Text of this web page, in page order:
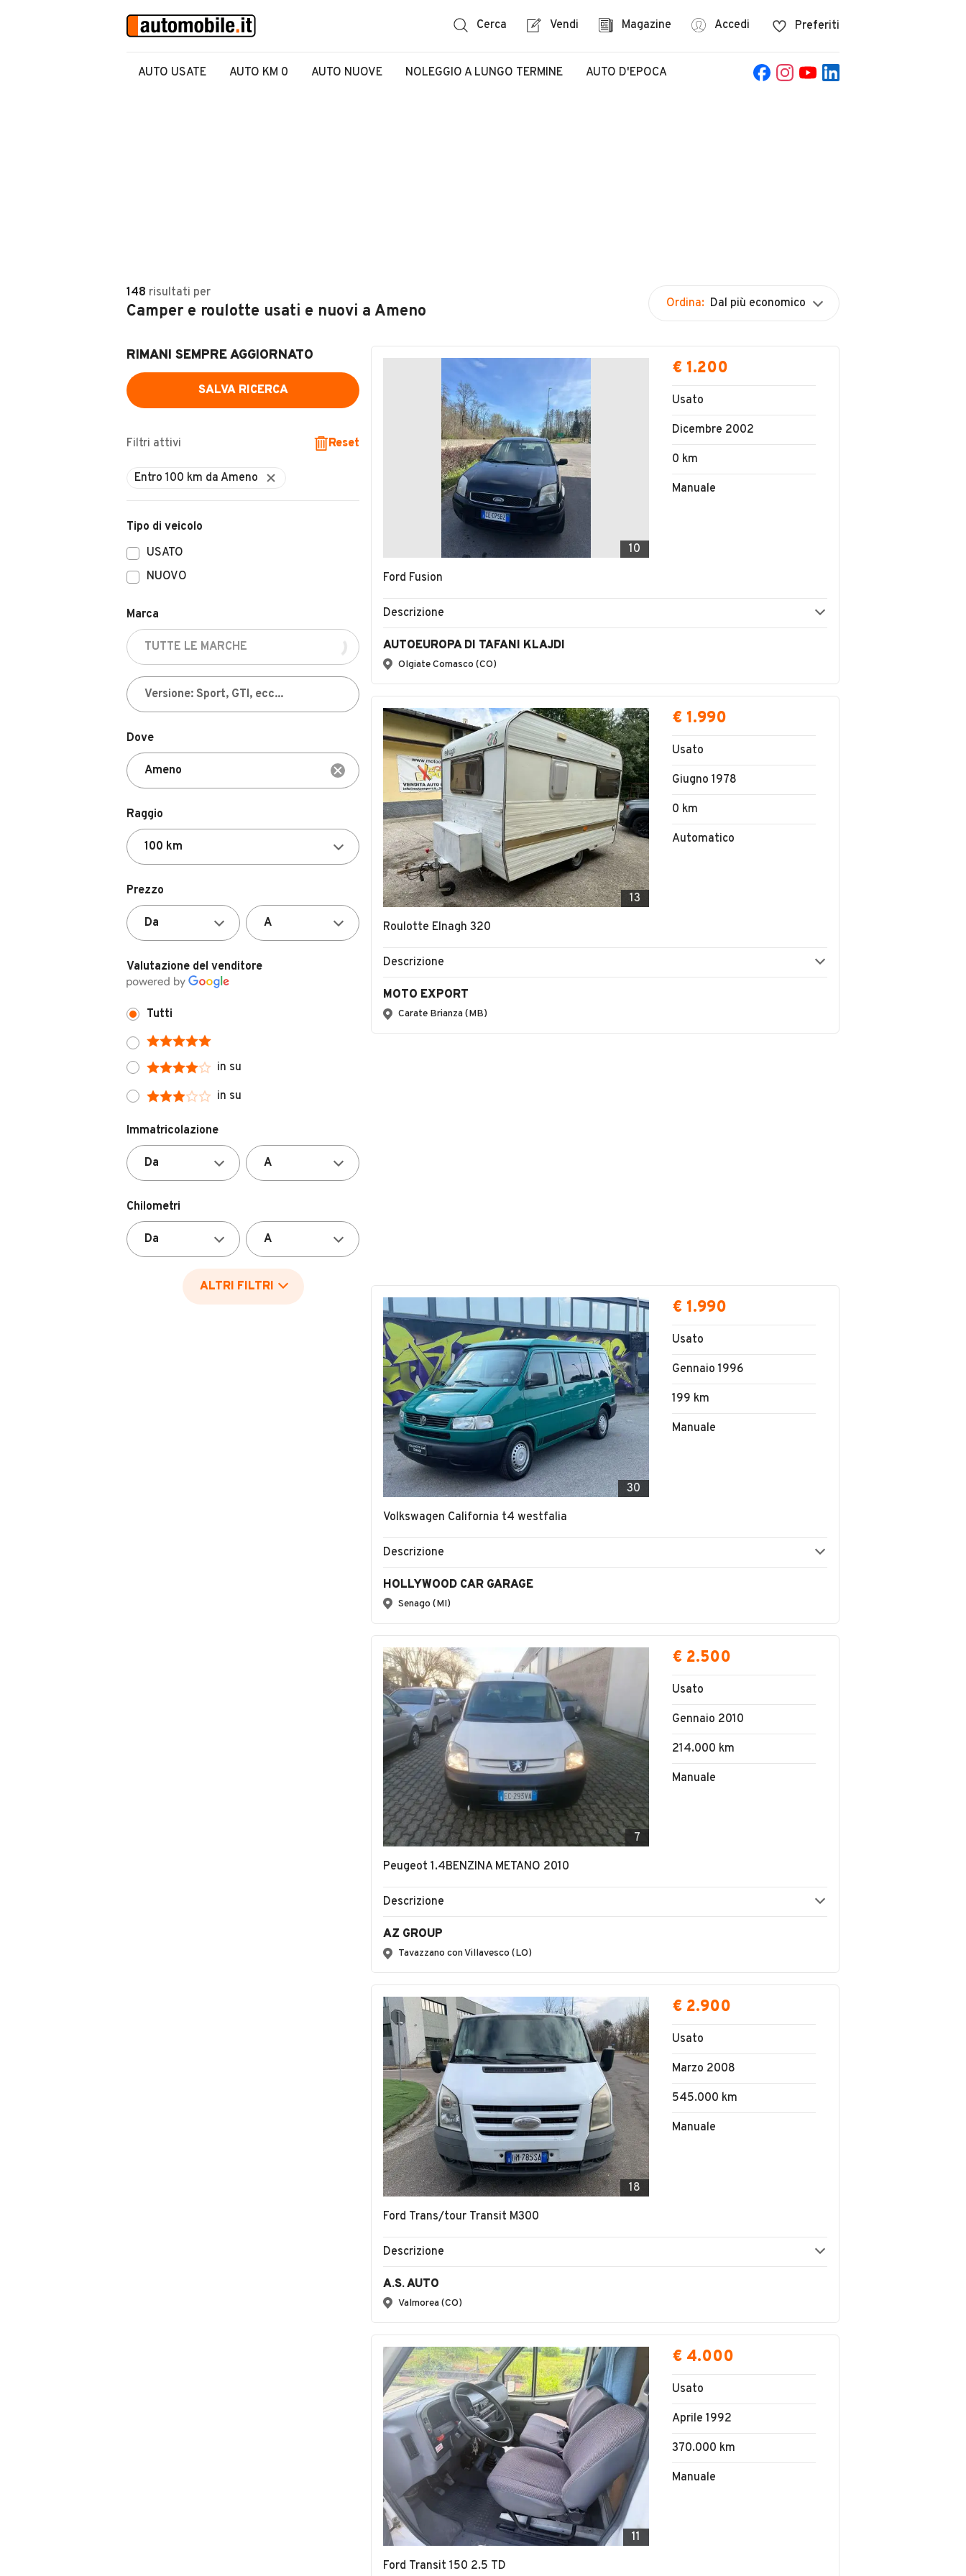
Cerca Vendi Magazine Accedi Preferiti
AUTO USATE AUTO KM 0 AUTO NUOVE NOLEGGIO A LUNGO TERMINE AUTO D'EPOCA
148 risultati per
Camper e roulotte usati e nuovi a Ameno Ordina: Dal più economico
RIMANI SEMPRE AGGIORNATO
SALVA RICERCA
Filtri attivi Reset
Tipo di veicolo
USATO
NUOVO
Marca
Dove
Raggio
Prezzo
Valutazione del venditore
Tutti
in su
in su
Immatricolazione
Chilometri
ALTRI FILTRI
10
Ford Fusion
€ 1.200
Usato
Dicembre 2002
0 km
Manuale
Descrizione
AUTOEUROPA DI TAFANI KLAJDI
Olgiate Comasco (CO)
13
Roulotte Elnagh 320
€ 1.990
Usato
Giugno 1978
0 km
Automatico
Descrizione
MOTO EXPORT
Carate Brianza (MB)
30
Volkswagen California t4 westfalia
€ 1.990
Usato
Gennaio 1996
199 km
Manuale
Descrizione
HOLLYWOOD CAR GARAGE
Senago (MI)
7
Peugeot 1.4BENZINA METANO 2010
€ 2.500
Usato
Gennaio 2010
214.000 km
Manuale
Descrizione
AZ GROUP
Tavazzano con Villavesco (LO)
18
Ford Trans/tour Transit M300
€ 2.900
Usato
Marzo 2008
545.000 km
Manuale
Descrizione
A.S. AUTO
Valmorea (CO)
11
Ford Transit 150 2.5 TD
€ 4.000
Usato
Aprile 1992
370.000 km
Manuale